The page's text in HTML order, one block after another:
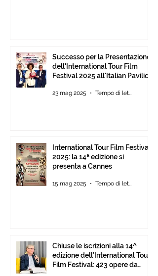
Successo per la Presentazione
dell'International Tour Film
Festival 2025 all'Italian Pavilion
23 mag 2025 Tempo di lettura: 2 min
International Tour Film Festival
2025: la 14ª edizione si
presenta a Cannes
15 mag 2025 Tempo di lettura: 2 min
Chiuse le iscrizioni alla 14^
edizione dell’International Tour
Film Festival: 423 opere da